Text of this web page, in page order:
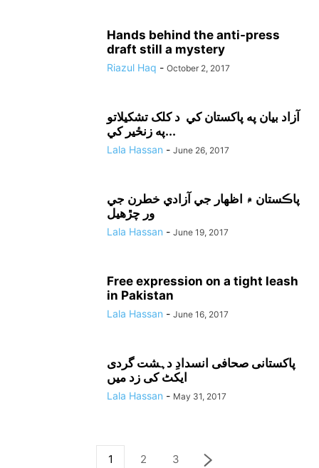
Hands behind the anti-press
draft still a mystery
Riazul Haq - October 2, 2017
آزاد بيان په پاکستان کي د کلک تشکيلاتو
په زنځير کي...
Lala Hassan - June 26, 2017
پاڪستان ۾ اظهار جي آزادي خطرن جي
ور چڙهيل
Lala Hassan - June 19, 2017
Free expression on a tight leash
in Pakistan
Lala Hassan - June 16, 2017
پاکستانی صحافی انسدادِ دہشت گردی
ایکٹ کی زد میں
Lala Hassan - May 31, 2017
1 2 3